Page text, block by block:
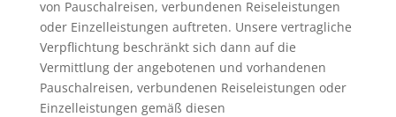
von Pauschalreisen, verbundenen Reiseleistungen
oder Einzelleistungen auftreten. Unsere vertragliche
Verpflichtung beschränkt sich dann auf die
Vermittlung der angebotenen und vorhandenen
Pauschalreisen, verbundenen Reiseleistungen oder
Einzelleistungen gemäß diesen